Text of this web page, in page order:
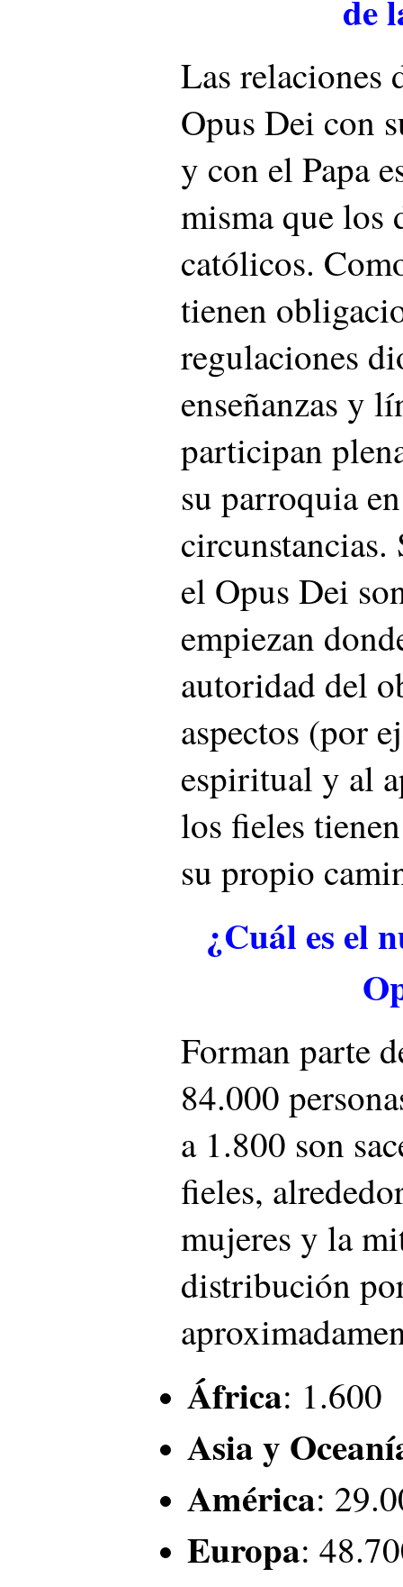
de
Las relaciones
Opus Dei con
y con el Papa
misma que los
católicos.
tienen
regulaciones
enseñanzas y
participan
su parroquia
el Opus Dei
empiezan
autoridad del
aspectos (por
espiritual y al
los fieles
su propio
¿Cuál es el
Forman parte
84.000
a 1.800 son
fieles,
mujeres y la
distribución
África: 1.600
Asia y
América:
Europa: